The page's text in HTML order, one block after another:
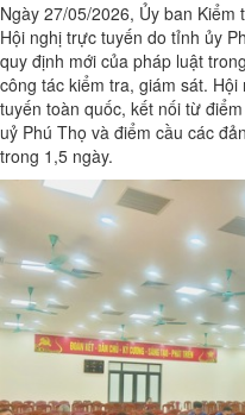
Ngày 27/05/2026, Ủy ban
Hội nghị trực tuyến do tỉnh ủy
quy định mới của pháp luật
công tác kiểm tra, giám sát.
tuyến toàn quốc, kết nối từ
uỷ Phú Thọ và điểm cầu các
trong 1,5 ngày.